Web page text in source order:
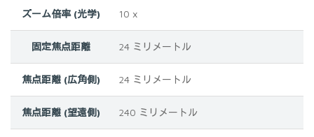
ズーム倍率 (光学) 10 x
固定焦点距離 ‎24 ミリメートル
焦点距離 (広角側) ‎24 ミリメートル
焦点距離 (望遠側) ‎‎240 ミリメートル